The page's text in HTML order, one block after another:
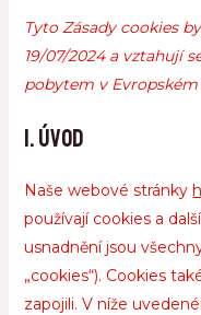
Tyto Zásady cookies
19/07/2024 a vztahují
pobytem v
1. Úvod
Naše webové stránky
používají cookies a
usnadnění jsou
„cookies“). Cookies
zapojili. V níže